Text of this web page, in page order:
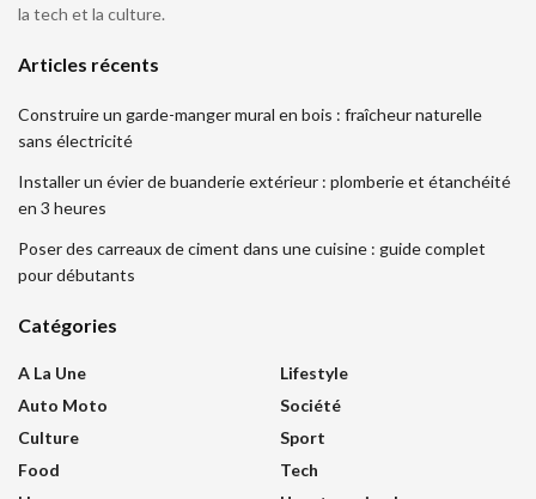
la tech et la culture.
Articles récents
Construire un garde-manger mural en bois : fraîcheur naturelle
sans électricité
Installer un évier de buanderie extérieur : plomberie et étanchéité
en 3 heures
Poser des carreaux de ciment dans une cuisine : guide complet
pour débutants
Catégories
A La Une
Auto Moto
Culture
Food
Lifestyle
Société
Sport
Tech